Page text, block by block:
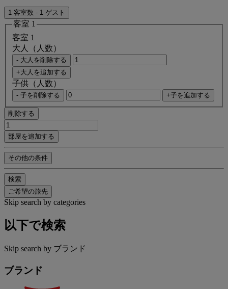
1 客室数 - 1 ゲスト
客室 1
客室 1
大人（人数）
- 大人を削除する
+大人を追加する
子供（人数）
- 子を削除する +子を追加する
削除する
部屋を追加する
その他の条件
検索
ご希望の旅先
Skip search by categories
以下で検索
Skip search by ブランド
ブランド